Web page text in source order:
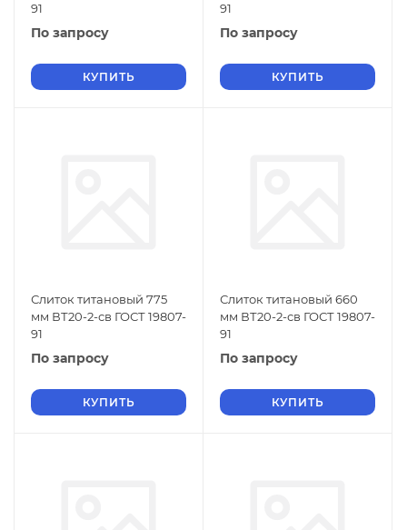
91
По запросу
КУПИТЬ
91
По запросу
КУПИТЬ
Слиток титановый 775
мм ВТ20-2-св ГОСТ 19807-
91
По запросу
КУПИТЬ
Слиток титановый 660
мм ВТ20-2-св ГОСТ 19807-
91
По запросу
КУПИТЬ